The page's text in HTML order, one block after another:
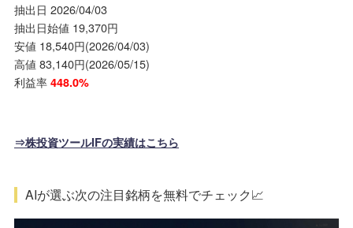
抽出日 2026/04/03
抽出日始値 19,370円
安値 18,540円(2026/04/03)
高値 83,140円(2026/05/15)
利益率 448.0%
⇒株投資ツールIFの実績はこちら
AIが選ぶ次の注目銘柄を無料でチェック📈